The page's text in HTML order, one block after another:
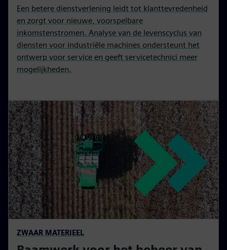
Een betere dienstverlening leidt tot klanttevredenheid
en zorgt voor nieuwe, voorspelbare
inkomstenstromen. Analyse van de levenscyclus van
diensten voor industriële machines ondersteunt het
ontwerp voor service en geeft servicetechnici meer
mogelijkheden.
ZWAAR MATERIEEL